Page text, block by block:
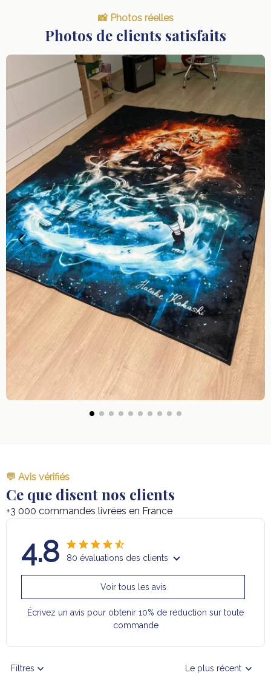
📸 Photos réelles
Photos de clients satisfaits
💬 Avis vérifiés
Ce que disent nos clients
+3 000 commandes livrées en France
4.8 80 évaluations des clients
Voir tous les avis
Écrivez un avis pour obtenir 10% de réduction sur toute
commande
Filtres Le plus récent